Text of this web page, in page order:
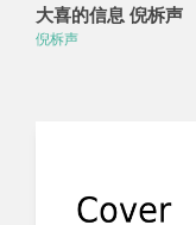
大喜的信息 倪柝声
倪柝声